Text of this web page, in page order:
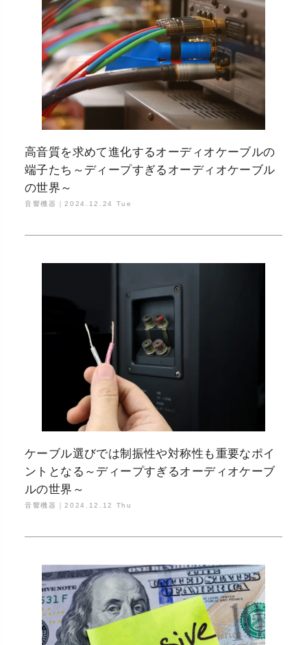
高音質を求めて進化するオーディオケーブルの
端子たち～ディープすぎるオーディオケーブル
の世界～
音響機器｜2024.12.24 Tue
ケーブル選びでは制振性や対称性も重要なポイ
ントとなる～ディープすぎるオーディオケーブ
ルの世界～
音響機器｜2024.12.12 Thu